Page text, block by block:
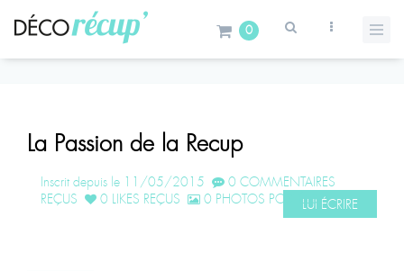
0
La Passion de la Recup
Inscrit depuis le 11/05/2015
0 COMMENTAIRES
REÇUS
0 LIKES REÇUS 0 PHOTOS POSTÉESLUI ÉCRIRE